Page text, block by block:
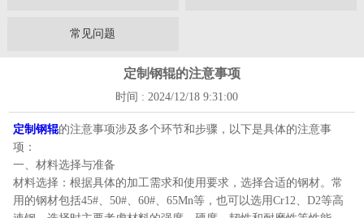
常见问题
定制钢辊的注意事项
时间 : 2024/12/18 9:31:00
定制钢辊的注意事项涉及多个环节和步骤，以下是具体的注意事
项：
一、材料选择与准备
材料选择：根据具体的加工需求和使用要求，选择合适的钢材。常
用的钢材包括45#、50#、60#、65Mn等，也可以选用Cr12、D2等高